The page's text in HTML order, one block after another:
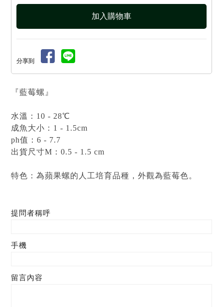
分享到
『藍莓螺』
水溫：10 - 28℃
成魚大小：1 - 1.5cm
ph值：6 - 7.7
出貨尺寸M：0.5 - 1.5 cm
特色：為蘋果螺的人工培育品種，外觀為藍莓色。
提問者稱呼
手機
留言內容